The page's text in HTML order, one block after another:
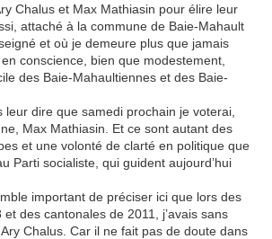
Chalus et Max Mathiasin pour élire leur
attaché à la commune de Baie-Mahault
et où je demeure plus que jamais
conscience, bien que modestement,
des Baie-Mahaultiennes et des Baie-
leur dire que samedi prochain je voterai,
Max Mathiasin. Et ce sont autant des
et une volonté de clarté en politique que
Parti socialiste, qui guident aujourd’hui
important de préciser ici que lors des
des cantonales de 2011, j’avais sans
Chalus. Car il ne fait pas de doute dans